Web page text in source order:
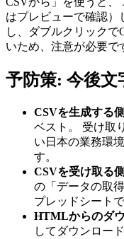
はプレビューで確認）
し、ダブルクリック
いため、注意が必要で
予防策: 今後
CSVを生成する側
ベスト。 受け取
い日本の業務環
す。
CSVを受け取る側
の「データの取
プレッドシート
HTMLからのダ
してダウンロー